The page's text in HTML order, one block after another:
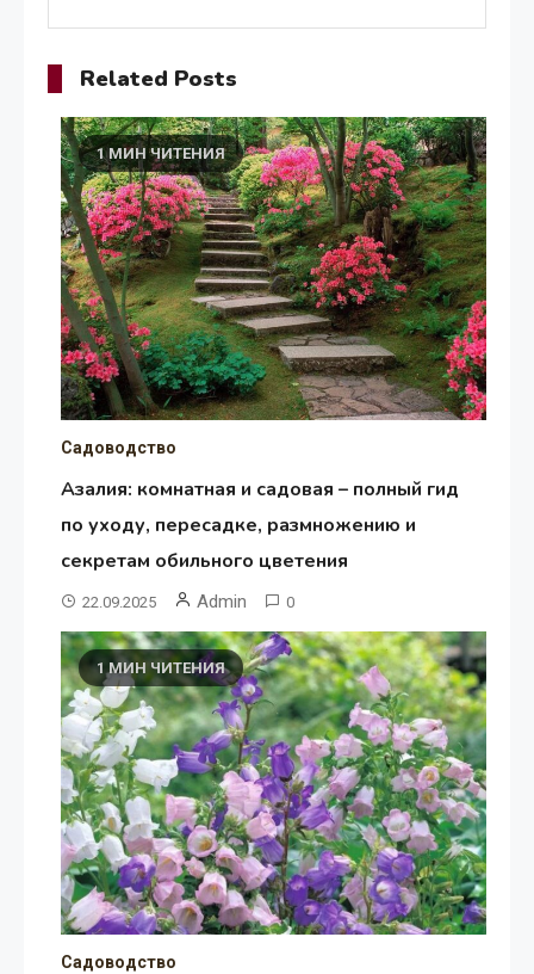
Related Posts
1 МИН ЧИТЕНИЯ
Садоводство
Азалия: комнатная и садовая – полный гид
по уходу, пересадке, размножению и
секретам обильного цветения
22.09.2025 Admin 0
1 МИН ЧИТЕНИЯ
Садоводство